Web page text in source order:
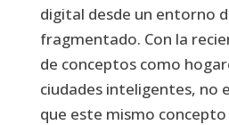
digital desde un entorno
fragmentado. Con la
de conceptos como
ciudades inteligentes, no
que este mismo